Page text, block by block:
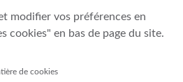
modifier vos préférences en
cookies" en bas de page du site.
de cookies